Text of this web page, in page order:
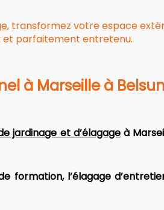
, transformez votre espace
et parfaitement entretenu.
à Marseille à
jardinage et d’élagage à
formation, l’élagage